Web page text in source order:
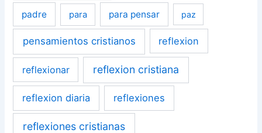
padre para para pensar paz
pensamientos cristianos reflexion
reflexionar reflexion cristiana
reflexion diaria reflexiones
reflexiones cristianas